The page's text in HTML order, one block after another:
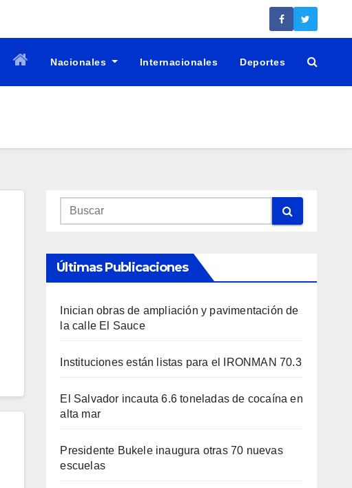
Nacionales Internacionales Deportes
Últimas Publicaciones
Inician obras de ampliación y pavimentación de
la calle El Sauce
Instituciones están listas para el IRONMAN 70.3
El Salvador incauta 6.6 toneladas de cocaína en
alta mar
Presidente Bukele inaugura otras 70 nuevas
escuelas